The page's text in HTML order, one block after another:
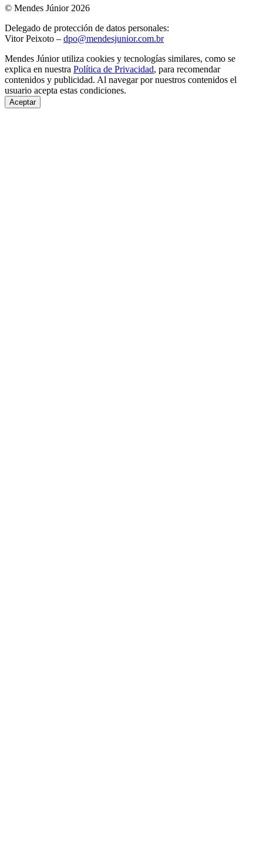
© Mendes Júnior 2026
Delegado de protección de datos personales:
Vitor Peixoto – dpo@mendesjunior.com.br
Mendes Júnior utiliza cookies y tecnologías similares, como se
explica en nuestra Política de Privacidad, para recomendar
contenidos y publicidad. Al navegar por nuestros contenidos el
usuario acepta estas condiciones.
Aceptar